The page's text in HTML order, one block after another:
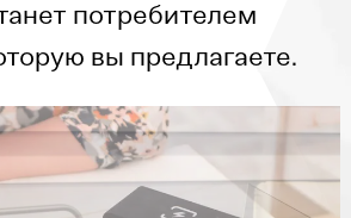
потребителем
вы предлагаете.